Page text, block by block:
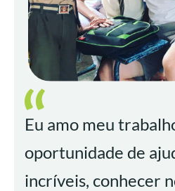
Eu amo meu
oportunidade de
incríveis, conhecer